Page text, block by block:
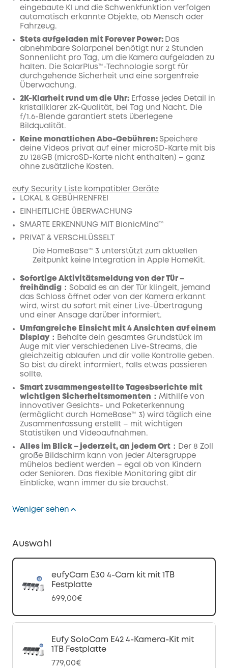
eingebaute KI und die Schwenkfunktion verfolgen
automatisch erkannte Objekte, ob Mensch oder
Fahrzeug.
Stets aufgeladen mit Forever Power: Das
abnehmbare Solarpanel benötigt nur 2 Stunden
Sonnenlicht pro Tag, um die Kamera aufgeladen zu
halten. Die SolarPlus™-Technologie sorgt für
durchgehende Sicherheit und eine sorgenfreie
Überwachung.
2K-Klarheit rund um die Uhr: Erfasse jedes Detail in
kristallklarer 2K-Qualität, bei Tag und Nacht. Die
f/1.6-Blende garantiert stets überlegene
Bildqualität.
Keine monatlichen Abo-Gebühren: Speichere
deine Videos privat auf einer microSD-Karte mit bis
zu 128GB (microSD-Karte nicht enthalten) – ganz
ohne zusätzliche Kosten.
eufy Security Liste kompatibler Geräte
LOKAL & GEBÜHRENFREI
EINHEITLICHE ÜBERWACHUNG
SMARTE ERKENNUNG MIT BionicMind™
PRIVAT & VERSCHLÜSSELT
Die HomeBase™ 3 unterstützt zum aktuellen
Zeitpunkt keine Integration in Apple HomeKit.
Sofortige Aktivitätsmeldung von der Tür –
freihändig： Sobald es an der Tür klingelt, jemand
das Schloss öffnet oder von der Kamera erkannt
wird, wirst du sofort mit einer Live-Übertragung
und einer Ansage darüber informiert.
Umfangreiche Einsicht mit 4 Ansichten auf einem
Display： Behalte dein gesamtes Grundstück im
Auge mit vier verschiedenen Live-Streams, die
gleichzeitig ablaufen und dir volle Kontrolle geben.
So bist du direkt informiert, falls etwas passieren
sollte.
Smart zusammengestellte Tagesbserichte mit
wichtigen Sicherheitsmomenten： Mithilfe von
innovativer Gesichts- und Paketerkennung
(ermöglicht durch HomeBase™ 3) wird täglich eine
Zusammenfassung erstellt – mit wichtigen
Statistiken und Videoaufnahmen.
Alles im Blick – jederzeit, an jedem Ort： Der 8 Zoll
große Bildschirm kann von jeder Altersgruppe
mühelos bedient werden – egal ob von Kindern
oder Senioren. Das flexible Monitoring gibt dir
Einblicke, wann immer du sie brauchst.
Weniger sehen
Auswahl
eufyCam E30 4-Cam kit mit 1TB
Festplatte
699,00€
Eufy SoloCam E42 4-Kamera-Kit mit
1TB Festplatte
779,00€